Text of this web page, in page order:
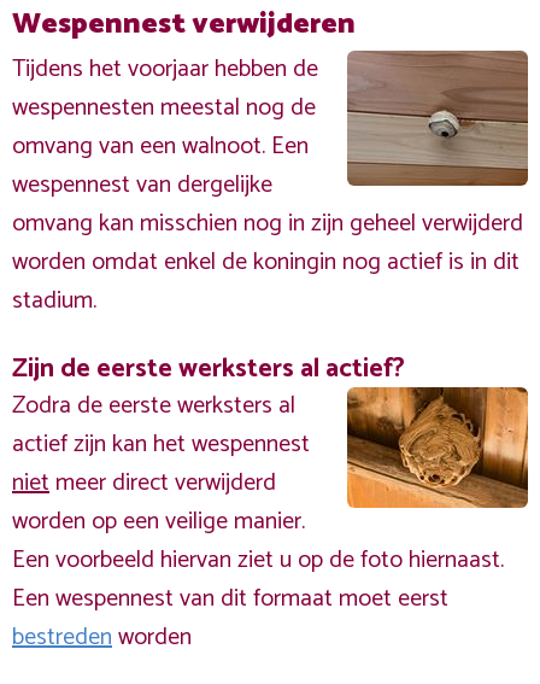
Wespennest verwijderen
Tijdens het voorjaar hebben de
wespennesten meestal nog de
omvang van een walnoot. Een
wespennest van dergelijke
omvang kan misschien nog in zijn geheel verwijderd
worden omdat enkel de koningin nog actief is in dit
stadium.
Zijn de eerste werksters al actief?
Zodra de eerste werksters al
actief zijn kan het wespennest
nietmeer direct verwijderd
worden op een veilige manier.
Een voorbeeld hiervan ziet u op de foto hiernaast.
Een wespennest van dit formaat moet eerst
bestredenworden